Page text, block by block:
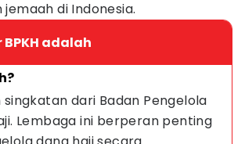
di Indonesia.
BPKH adalah
singkatan dari Badan Pengelola
Lembaga ini berperan penting